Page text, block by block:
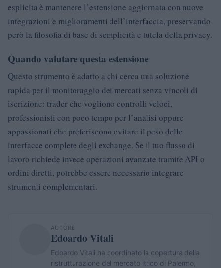
esplicita è mantenere l’estensione aggiornata con nuove
integrazioni e miglioramenti dell’interfaccia, preservando
però la filosofia di base di semplicità e tutela della privacy.
Quando valutare questa estensione
Questo strumento è adatto a chi cerca una soluzione
rapida per il monitoraggio dei mercati senza vincoli di
iscrizione: trader che vogliono controlli veloci,
professionisti con poco tempo per l’analisi oppure
appassionati che preferiscono evitare il peso delle
interfacce complete degli exchange. Se il tuo flusso di
lavoro richiede invece operazioni avanzate tramite API o
ordini diretti, potrebbe essere necessario integrare
strumenti complementari.
AUTORE
Edoardo Vitali
Edoardo Vitali ha coordinato la copertura della
ristrutturazione del mercato ittico di Palermo,